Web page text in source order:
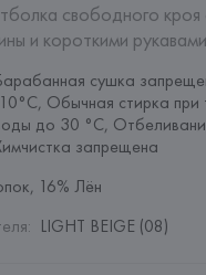
свободного кроя
и короткими
сушка
Обычная стирка при
до 30 °C,
запрещена
16% Лён
: LIGHT BEIGE (08)